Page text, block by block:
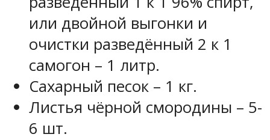
или двойной выгонки и
очистки разведённый 2 к 1
самогон – 1 литр.
Сахарный песок – 1 кг.
Листья чёрной смородины – 5-
6 шт.